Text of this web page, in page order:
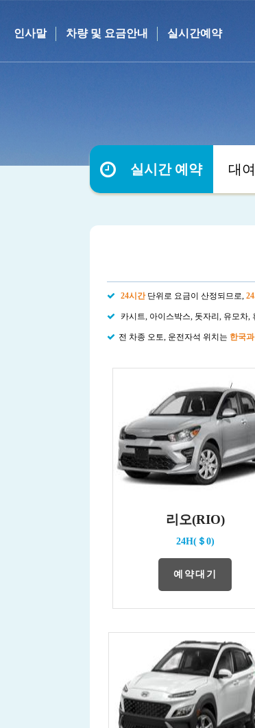
인사말 차량 및 요금안내 실시간예약
실시간 예약 대
24시간단위로 요금이 산정되므로,
카시트, 아이스박스, 돗자리, 유모차,
전 차종 오토, 운전자석 위치는 한국
리오(RIO)
24H(＄0)
예약대기